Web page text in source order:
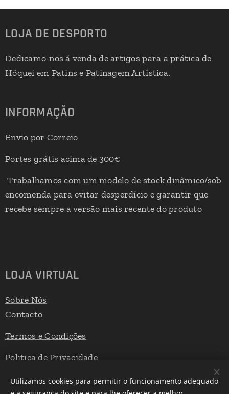
LOJA DE DESPORTO
Dedicamo-nos á venda de artigos para a prática de
Hóquei em Patins e Patinagem Artística.
INFORMAÇÃO
Envio por Correio
Portes grátis acima de 300€
Trabalhamos com um modelo de stock dinâmico/sob
encomenda para evitar desperdício e garantir que
recebe sempre a versão mais recente do produto
LOJA VIRTUAL
Sobre Nós
Contacto
Termos e Condições
Politica de Privacidade
Livro de Reclamações
Utilizamos cookies para permitir o funcionamento adequado